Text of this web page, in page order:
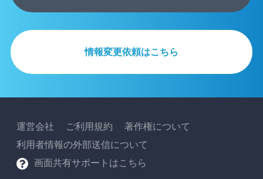
情報変更依頼はこちら
運営会社 ご利用規約
著作権について
利用者情報の外部送信について
画面共有サポートはこちら